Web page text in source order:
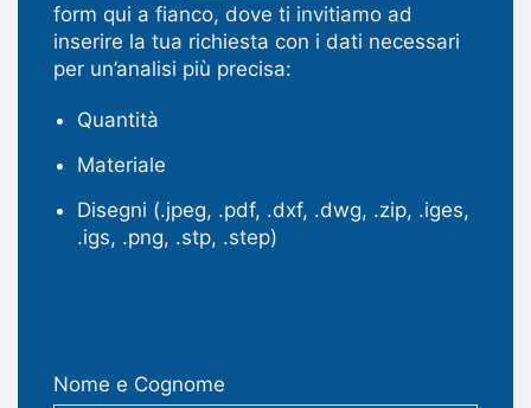
form qui a fianco, dove ti invitiamo ad
inserire la tua richiesta con i dati necessari
per un’analisi più precisa:
Quantità
Materiale
Disegni (.jpeg, .pdf, .dxf, .dwg, .zip, .iges,
.igs, .png, .stp, .step)
Nome e Cognome